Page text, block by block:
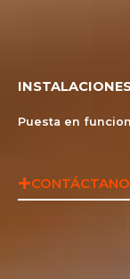
Puesta en